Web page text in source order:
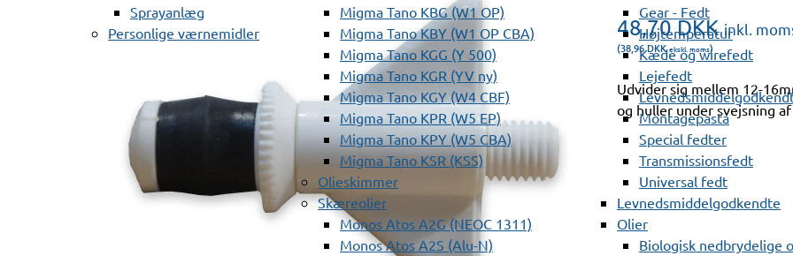
Sprayanlæg
Personlige værnemidler
Migma Tano KBG (W1 OP)
Migma Tano KBY (W1 OP CBA)
Migma Tano KGG (Y 500)
Migma Tano KGR (YV ny)
Migma Tano KGY (W4 CBF)
Migma Tano KPR (W5 EP)
Migma Tano KPY (W5 CBA)
Migma Tano KSR (KSS)
Olieskimmer
Skæreolier
Monos Atos A2G (NEOC 1311)
Monos Atos A2S (Alu-N)
Gear - Fedt
Højtemperatur
Kæde og wirefedt
Lejefedt
Montagepasta
Special fedter
Transmissionsfedt
Universal fedt
Levnedsmiddelgodkendte
Olier
Biologisk nedbrydelige
48,70DKK inkl.
(38,96DKK ekskl. moms)
Udvider sig mellem 12-
og huller under svejsning